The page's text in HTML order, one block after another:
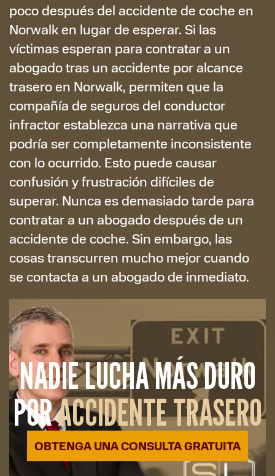
poco después del accidente de coche en
Norwalk en lugar de esperar. Si las
víctimas esperan para contratar a un
abogado tras un accidente por alcance
trasero en Norwalk, permiten que la
compañía de seguros del conductor
infractor establezca una narrativa que
podría ser completamente inconsistente
con lo ocurrido. Esto puede causar
confusión y frustración difíciles de
superar. Nunca es demasiado tarde para
contratar a un abogado después de un
accidente de coche. Sin embargo, las
cosas transcurren mucho mejor cuando
se contacta a un abogado de inmediato.
NADIE LUCHA MÁS DURO
PORACCIDENTE TRASERO
OBTENGA UNA CONSULTA GRATUITA